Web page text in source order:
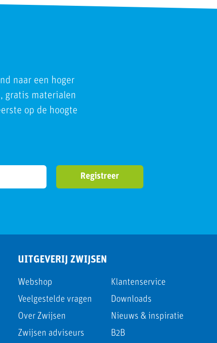
naar een hoger
gratis materialen
op de hoogte
UITGEVERIJ ZWIJSEN
Webshop
Klantenservice
Veelgestelde vragen
Downloads
Over Zwijsen
Nieuws & inspiratie
Zwijsen adviseurs
B2B